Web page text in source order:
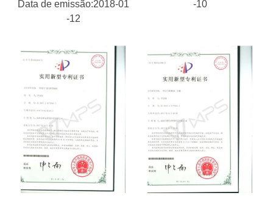
Data de emissão:2018-01
-12
-10